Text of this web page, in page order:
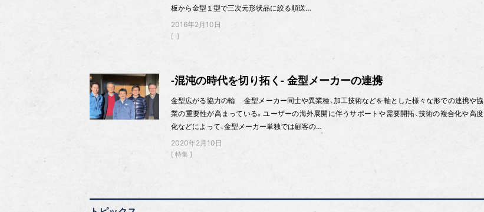
板から金型１型で三次元形状品に絞る順送…
2016年2月10日
-混沌の時代を切り拓く- 金型メーカーの連携
金型広がる協力の輪 金型メーカー同士や異業種、加工技術などを軸とした様々な形での連携や協
業の重要性が高まっている。ユーザーの海外展開に伴うサポートや需要開拓、技術の複合化や高度
化などによって、金型メーカー単独では顧客の…
2020年2月10日
特集